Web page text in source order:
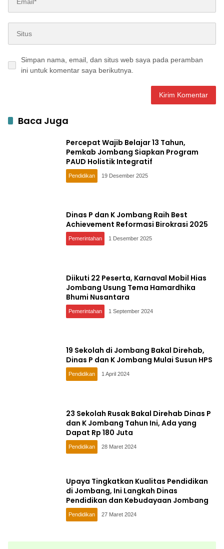
Simpan nama, email, dan situs web saya pada peramban
ini untuk komentar saya berikutnya.
Baca Juga
Percepat Wajib Belajar 13 Tahun,
Pemkab Jombang Siapkan Program
PAUD Holistik Integratif
Pendidikan 19 Desember 2025
Dinas P dan K Jombang Raih Best
Achievement Reformasi Birokrasi 2025
Pemerintahan 1 Desember 2025
Diikuti 22 Peserta, Karnaval Mobil Hias
Jombang Usung Tema Hamardhika
Bhumi Nusantara
Pemerintahan 1 September 2024
19 Sekolah di Jombang Bakal Direhab,
Dinas P dan K Jombang Mulai Susun HPS
Pendidikan 1 April 2024
23 Sekolah Rusak Bakal Direhab Dinas P
dan K Jombang Tahun Ini, Ada yang
Dapat Rp 180 Juta
Pendidikan 28 Maret 2024
Upaya Tingkatkan Kualitas Pendidikan
di Jombang, Ini Langkah Dinas
Pendidikan dan Kebudayaan Jombang
Pendidikan 27 Maret 2024